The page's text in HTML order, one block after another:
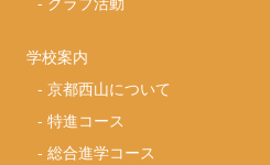
学校案内
-京都西山について
-特進コース
-総合進学コース